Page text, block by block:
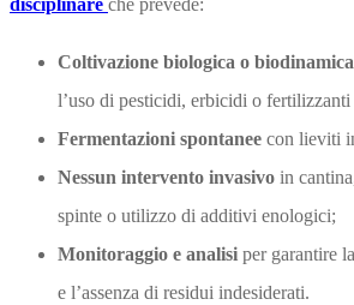
disciplinare che prevede:
Coltivazione biologica o biodinamica
l’uso di pesticidi, erbicidi o
Fermentazioni spontanee con lieviti
Nessun intervento invasivo in
spinte o utilizzo di additivi enologici;
Monitoraggio e analisi per garantire
e l’assenza di residui indesiderati.